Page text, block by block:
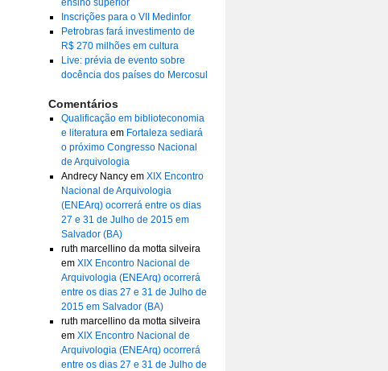
ensino superior
Inscrições para o VII Medinfor
Petrobras fará investimento de
R$ 270 milhões em cultura
Live: prévia de evento sobre
docência dos países do Mercosul
Comentários
Qualificação em biblioteconomia
e literaturaem Fortaleza sediará
o próximo Congresso Nacional
de Arquivologia
Andrecy Nancyem XIX Encontro
Nacional de Arquivologia
(ENEArq) ocorrerá entre os dias
27 e 31 de Julho de 2015 em
Salvador (BA)
ruth marcellino da motta silveira
em XIX Encontro Nacional de
Arquivologia (ENEArq) ocorrerá
entre os dias 27 e 31 de Julho de
2015 em Salvador (BA)
ruth marcellino da motta silveira
em XIX Encontro Nacional de
Arquivologia (ENEArq) ocorrerá
entre os dias 27 e 31 de Julho de